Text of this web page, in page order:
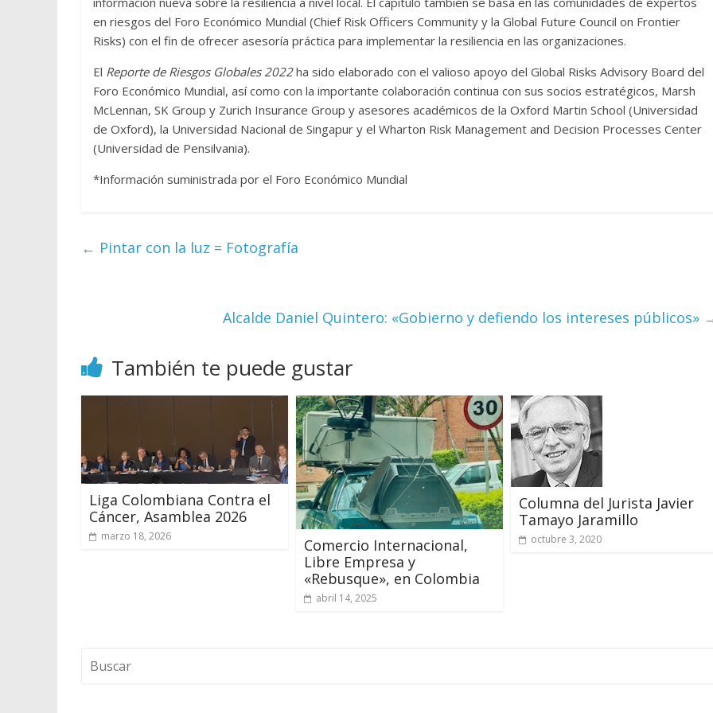
en riesgos del Foro Económico Mundial (Chief Risk Officers Community y la Global Future Council on Frontier
Risks) con el fin de ofrecer asesoría práctica para implementar la resiliencia en las organizaciones.
El Reporte de Riesgos Globales 2022ha sido elaborado con el valioso apoyo del Global Risks Advisory Board del
Foro Económico Mundial, así como con la importante colaboración continua con sus socios estratégicos, Marsh
McLennan, SK Group y Zurich Insurance Group y asesores académicos de la Oxford Martin School (Universidad
de Oxford), la Universidad Nacional de Singapur y el Wharton Risk Management and Decision Processes Center
(Universidad de Pensilvania).
*Información suministrada por el Foro Económico Mundial
← Pintar con la luz = Fotografía
Alcalde Daniel Quintero: «Gobierno y defiendo los intereses públicos»
También te puede gustar
Liga Colombiana Contra el
Cáncer, Asamblea 2026
marzo 18, 2026
Comercio Internacional,
Libre Empresa y
«Rebusque», en Colombia
abril 14, 2025
Columna del Jurista Javier
Tamayo Jaramillo
octubre 3, 2020